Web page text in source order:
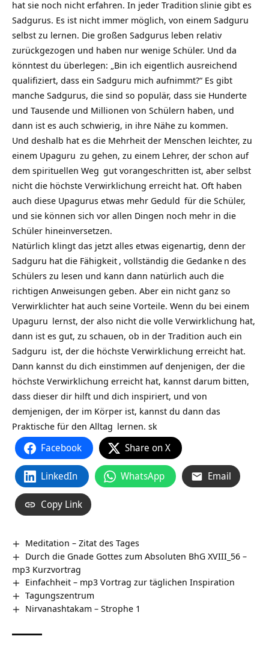
hat sie noch nicht erfahren. In jeder Tradition slinie gibt es
Sadgurus. Es ist nicht immer möglich, von einem Sadguru
selbst zu lernen. Die großen Sadgurus leben relativ
zurückgezogen und haben nur wenige Schüler. Und da
könntest du überlegen: „Bin ich eigentlich ausreichend
qualifiziert, dass ein Sadguru mich aufnimmt?“ Es gibt
manche Sadgurus, die sind so populär, dass sie Hunderte
und Tausende und Millionen von Schülern haben, und
dann ist es auch schwierig, in ihre Nähe zu kommen.
Und deshalb hat es die Mehrheit der Menschen leichter, zu
einem Upaguru zu gehen, zu einem Lehrer, der schon auf
dem spirituellen Weg gut vorangeschritten ist, aber selbst
nicht die höchste Verwirklichung erreicht hat. Oft haben
auch diese Upagurus etwas mehr Geduld für die Schüler,
und sie können sich vor allen Dingen noch mehr in die
Schüler hineinversetzen.
Natürlich klingt das jetzt alles etwas eigenartig, denn der
Sadguru hat die Fähigkeit , vollständig die Gedanke n des
Schülers zu lesen und kann dann natürlich auch die
richtigen Anweisungen geben. Aber ein nicht ganz so
Verwirklichter hat auch seine Vorteile. Wenn du bei einem
Upaguru lernst, der also nicht die volle Verwirklichung hat,
dann ist es gut, zu schauen, ob in der Tradition auch ein
Sadguru ist, der die höchste Verwirklichung erreicht hat.
Dann kannst du dich einstimmen auf denjenigen, der die
höchste Verwirklichung erreicht hat, kannst darum bitten,
dass dieser dir hilft und dich inspiriert, und von
demjenigen, der im Körper ist, kannst du dann das
Praktische für den Alltag lernen. sk
Facebook Share on X
LinkedIn WhatsApp Email
Copy Link
Meditation – Zitat des Tages
Durch die Gnade Gottes zum Absoluten BhG XVIII_56 –
mp3 Kurzvortrag
Einfachheit – mp3 Vortrag zur täglichen Inspiration
Tagungszentrum
Nirvanashtakam – Strophe 1